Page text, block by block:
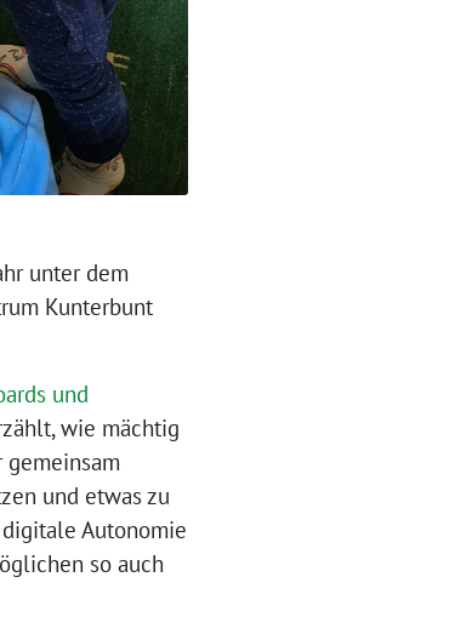
unter dem
Kunterbunt
und
wie mächtig
und etwas zu
Autonomie
so auch